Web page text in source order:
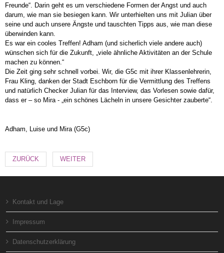
Freunde“. Darin geht es um verschiedene Formen der Angst und auch
darum, wie man sie besiegen kann. Wir unterhielten uns mit Julian über
seine und auch unsere Ängste und tauschten Tipps aus, wie man diese
überwinden kann.
Es war ein cooles Treffen! Adham (und sicherlich viele andere auch)
wünschen sich für die Zukunft, „viele ähnliche Aktivitäten an der Schule
machen zu können.“
Die Zeit ging sehr schnell vorbei. Wir, die G5c mit ihrer Klassenlehrerin,
Frau Kling, danken der Stadt Eschborn für die Vermittlung des Treffens
und natürlich Checker Julian für das Interview, das Vorlesen sowie dafür,
dass er – so Mira - „ein schönes Lächeln in unsere Gesichter zauberte“.
Adham, Luise und Mira (G5c)
ZURÜCK WEITER
Kontakt und Lage
Impressum
Datenschutzerklärung